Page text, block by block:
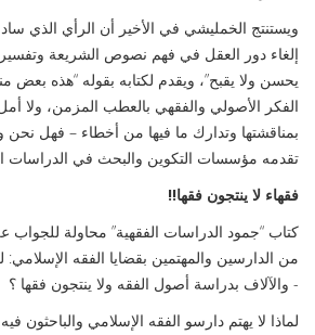
ويستنتج الخمليشي في الأخير أن الرأي الذي
إلغاء دور العقل في فهم نصوص الشريعة
يحسن ولا يقبح”، ويقدم لكتابه بقوله “هذه بعض
الفكر الأصولي والفقهي بالعطب المزمن، ولا
بمناقشتها وتدارك ما فيها من أخطاء – فهل نحن
تقدمه مؤسسات التكوين والبحث في الدراسات
فقهاء لا ينتجون فقها!!
كتاب “جمود الدراسات الفقهية” محاولة للجواب
والآلاف بدراسة أصول الفقه ولا ينتجون فقها ؟ ‪-
لماذا لا يهتم دارسو الفقه الإسلامي والباحثون